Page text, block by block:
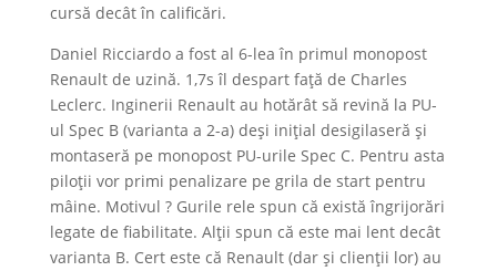
cursă decât în calificări.
Daniel Ricciardo a fost al 6-lea în primul monopost
Renault de uzină. 1,7s îl despart față de Charles
Leclerc. Inginerii Renault au hotărât să revină la PU-
ul Spec B (varianta a 2-a) deși inițial desigilaseră și
montaseră pe monopost PU-urile Spec C. Pentru asta
piloții vor primi penalizare pe grila de start pentru
mâine. Motivul ? Gurile rele spun că există îngrijorări
legate de fiabilitate. Alții spun că este mai lent decât
varianta B. Cert este că Renault (dar și clienții lor) au